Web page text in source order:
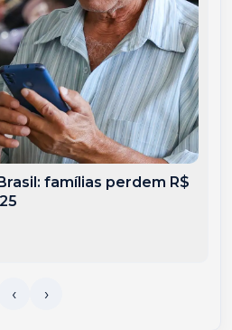
famílias perdem R$